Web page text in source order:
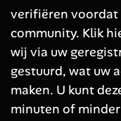
verifiëren voordat
community. Klik
wij via uw
gestuurd, wat uw
maken. U kunt
minuten of